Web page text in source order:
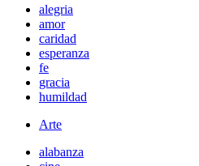
alegria
amor
caridad
esperanza
fe
gracia
humildad
Arte
alabanza